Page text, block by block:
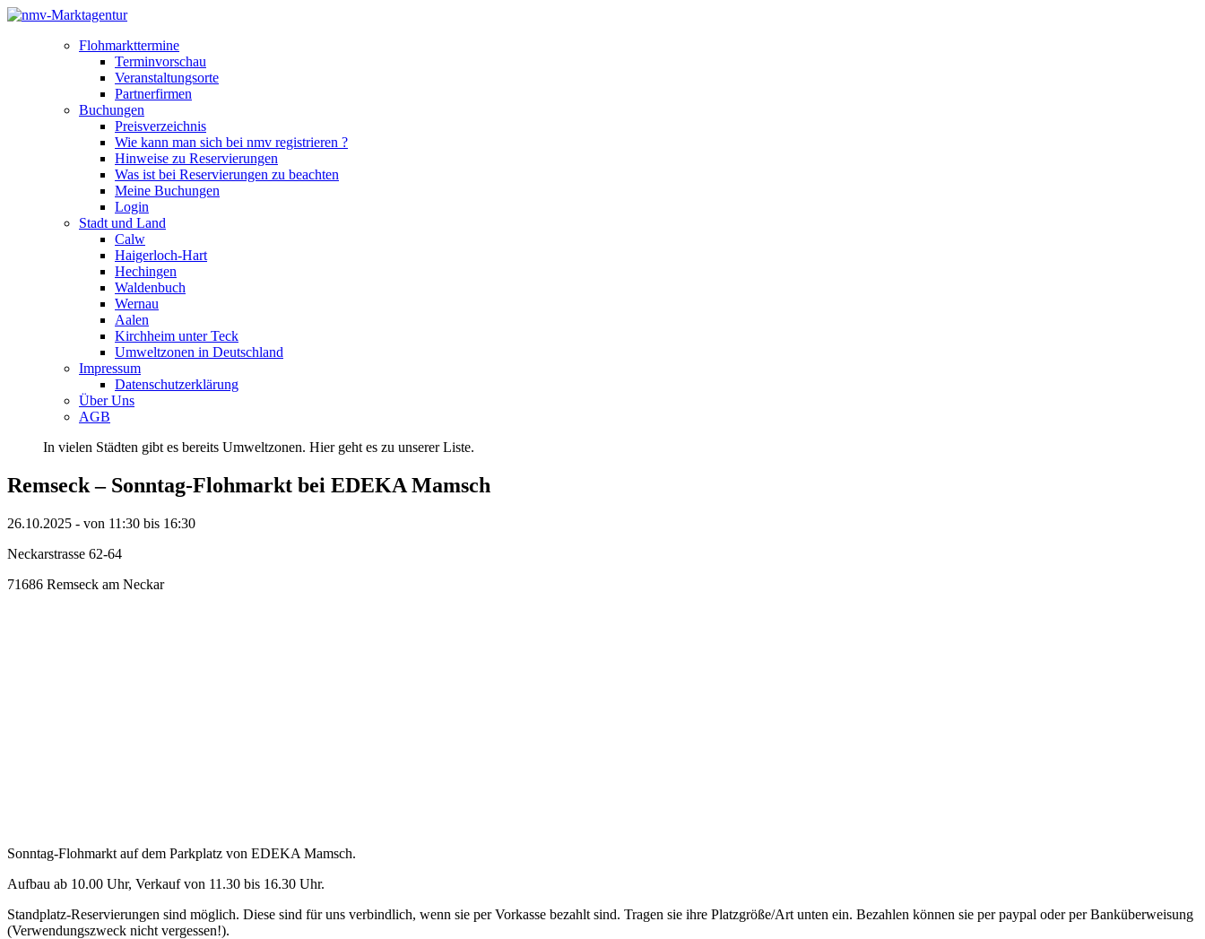
Flohmarkttermine
Terminvorschau
Veranstaltungsorte
Partnerfirmen
Buchungen
Preisverzeichnis
Wie kann man sich bei nmv registrieren ?
Hinweise zu Reservierungen
Was ist bei Reservierungen zu beachten
Meine Buchungen
Login
Stadt und Land
Calw
Haigerloch-Hart
Hechingen
Waldenbuch
Wernau
Aalen
Kirchheim unter Teck
Umweltzonen in Deutschland
Impressum
Datenschutzerklärung
Über Uns
AGB
In vielen Städten gibt es bereits Umweltzonen. Hier geht es zu unserer Liste.
Remseck – Sonntag-Flohmarkt bei EDEKA Mamsch
26.10.2025 - von 11:30 bis 16:30
Neckarstrasse 62-64
71686 Remseck am Neckar
Sonntag-Flohmarkt auf dem Parkplatz von EDEKA Mamsch.
Aufbau ab 10.00 Uhr, Verkauf von 11.30 bis 16.30 Uhr.
Standplatz-Reservierungen sind möglich. Diese sind für uns verbindlich, wenn sie per Vorkasse bezahlt sind. Tragen sie ihre Platzgröße/Art unten ein. Bezahlen können sie per paypal oder per Banküberweisung
(Verwendungszweck nicht vergessen!).